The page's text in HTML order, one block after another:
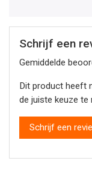
Schrijf een
Gemiddelde
Dit product heeft
de juiste keuze te
Schrijf een